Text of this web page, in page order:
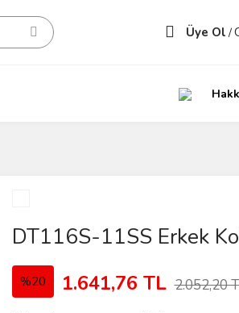
Üye Ol /
DT116S-11SS Erkek
%20 1.641,76 TL 2.052,20